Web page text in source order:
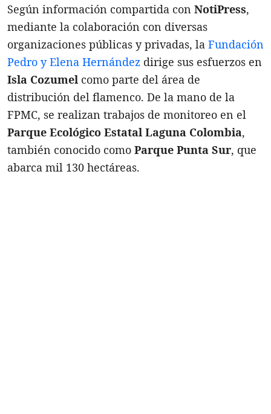
Según información compartida con NotiPress,
mediante la colaboración con diversas
organizaciones públicas y privadas, la Fundación
Pedro y Elena Hernández dirige sus esfuerzos en
Isla Cozumel como parte del área de
distribución del flamenco. De la mano de la
FPMC, se realizan trabajos de monitoreo en el
Parque Ecológico Estatal Laguna Colombia,
también conocido como Parque Punta Sur, que
abarca mil 130 hectáreas.